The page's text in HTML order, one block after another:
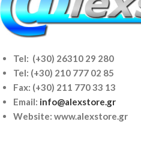
Tel: (+30) 26310 29 280
Tel: (+30) 210 777 02 85
Fax: (+30) 211 770 33 13
Email: info@alexstore.gr
Website: www.alexstore.gr